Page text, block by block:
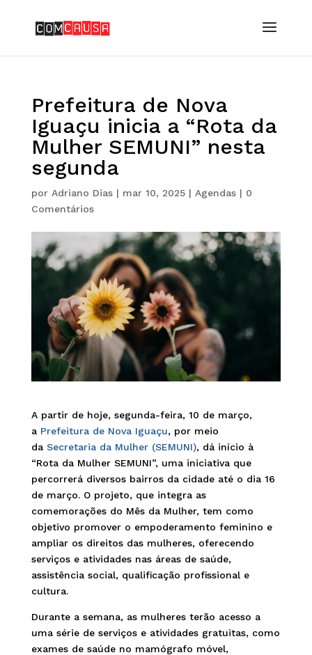
Prefeitura de Nova
Iguaçu inicia a “Rota da
Mulher SEMUNI” nesta
segunda
por Adriano Dias| mar 10, 2025| Agendas| 0
Comentários
A partir de hoje, segunda-feira, 10 de março,
a Prefeitura de Nova Iguaçu, por meio
da Secretaria da Mulher (SEMUNI), dá início à
“Rota da Mulher SEMUNI”, uma iniciativa que
percorrerá diversos bairros da cidade até o dia 16
de março. O projeto, que integra as
comemorações do Mês da Mulher, tem como
objetivo promover o empoderamento feminino e
ampliar os direitos das mulheres, oferecendo
serviços e atividades nas áreas de saúde,
assistência social, qualificação profissional e
cultura.
Durante a semana, as mulheres terão acesso a
uma série de serviços e atividades gratuitas, como
exames de saúde no mamógrafo móvel,